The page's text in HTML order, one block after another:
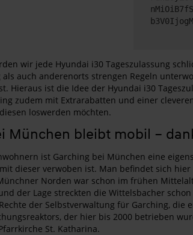
wir jede Hyundai i30 Tageszulassung
als auch anderenorts strengen Regeln
Hieraus ist die Idee der Hyundai i30
zudem mit Extrarabatten und einer
loswerden möchten.
München bleibt mobil –
ist Garching bei München eine
dieser verwoben ist. Man befindet sich
Norden war schon im frühen
der Lage streckten die Wittelsbacher
der Selbstverwaltung für Garching,
der hier bis 2000 betrieben
St. Katharina.